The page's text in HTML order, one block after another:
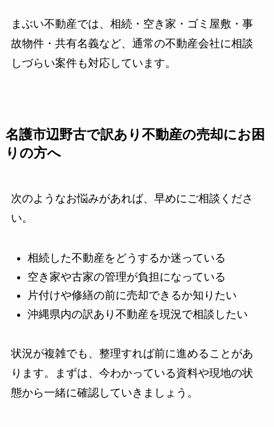
まぶい不動産では、相続・空き家・ゴミ屋敷・事
故物件・共有名義など、通常の不動産会社に相談
しづらい案件も対応しています。
名護市辺野古で訳あり不動産の売却にお困
りの方へ
次のようなお悩みがあれば、早めにご相談くださ
い。
相続した不動産をどうするか迷っている
空き家や古家の管理が負担になっている
片付けや修繕の前に売却できるか知りたい
沖縄県内の訳あり不動産を現況で相談したい
状況が複雑でも、整理すれば前に進めることがあ
ります。まずは、今わかっている資料や現地の状
態から一緒に確認していきましょう。